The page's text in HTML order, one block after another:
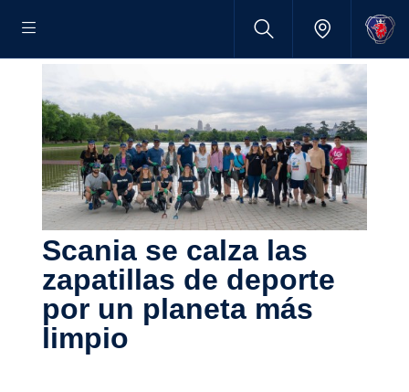
Scania se calza las
zapati­llas de deporte
por un planeta más
limpio